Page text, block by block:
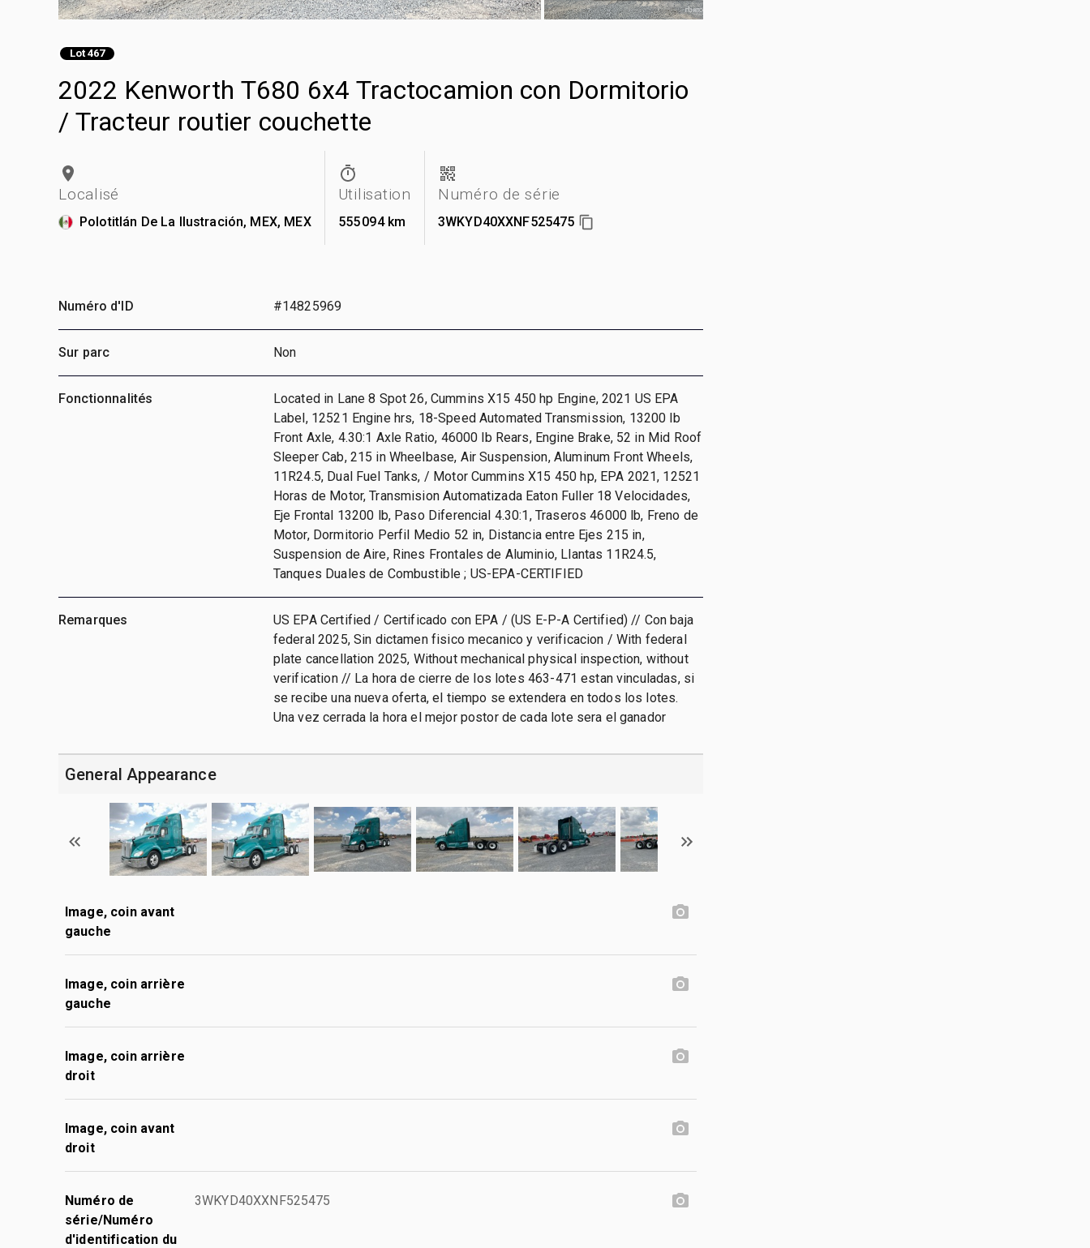
Lot 467
2022 Kenworth T680 6x4 Tractocamion con Dormitorio
/ Tracteur routier couchette
Localisé
Polotitlán De La Ilustración, MEX, MEX
Utilisation
555 094 km
Numéro de série
3WKYD40XXNF525475
Numéro d'ID #14825969
Sur parc Non
Fonctionnalités
Located in Lane 8 Spot 26, Cummins X15 450 hp Engine, 2021 US EPA
Label, 12521 Engine hrs, 18-Speed Automated Transmission, 13200 lb
Front Axle, 4.30:1 Axle Ratio, 46000 lb Rears, Engine Brake, 52 in Mid Roof
Sleeper Cab, 215 in Wheelbase, Air Suspension, Aluminum Front Wheels,
11R24.5, Dual Fuel Tanks, / Motor Cummins X15 450 hp, EPA 2021, 12521
Horas de Motor, Transmision Automatizada Eaton Fuller 18 Velocidades,
Eje Frontal 13200 lb, Paso Diferencial 4.30:1, Traseros 46000 lb, Freno de
Motor, Dormitorio Perfil Medio 52 in, Distancia entre Ejes 215 in,
Suspension de Aire, Rines Frontales de Aluminio, Llantas 11R24.5,
Tanques Duales de Combustible ; US-EPA-CERTIFIED
Remarques
US EPA Certified / Certificado con EPA / (US E-P-A Certified) // Con baja
federal 2025, Sin dictamen fisico mecanico y verificacion / With federal
plate cancellation 2025, Without mechanical physical inspection, without
verification // La hora de cierre de los lotes 463-471 estan vinculadas, si
se recibe una nueva oferta, el tiempo se extendera en todos los lotes.
Una vez cerrada la hora el mejor postor de cada lote sera el ganador
General Appearance
Image, coin avant
gauche
Image, coin arrière
gauche
Image, coin arrière
droit
Image, coin avant
droit
Numéro de
série/Numéro
d'identification du
3WKYD40XXNF525475